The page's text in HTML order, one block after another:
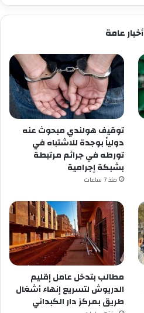
أخبار عامة
توقيف هولندي مبحوث عنه
دولياً بوجدة للاشتباه في
تورطه في جرائم مرتبطة
بشبكة إجرامية
منذ 7 ساعات
مطالب بتدخل عامل إقليم
الدريوش لتسريع إنهاء أشغال
طريق بمركز دار الكبداني